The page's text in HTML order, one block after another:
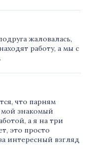
жаловалась,
работу, а мы с
что парням
знакомый
а я на три
это просто
интересный взгляд